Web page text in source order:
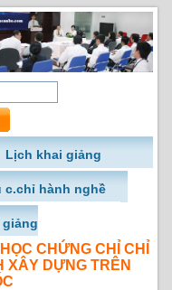
Lịch khai giảng
c.chỉ hành nghề
CHỨNG CHỈ CHỈ
XÂY DỰNG TRÊN